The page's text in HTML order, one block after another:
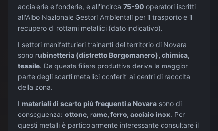
acciaierie e fonderie, e all'incirca 75-90 operatori iscritti
all'Albo Nazionale Gestori Ambientali per il trasporto e il
recupero di rottami metallici (dato indicativo).
I settori manifatturieri trainanti del territorio di Novara
sono rubinetteria (distretto Borgomanero), chimica,
tessile. Da queste filiere produttive deriva la maggior
parte degli scarti metallici conferiti ai centri di raccolta
della zona.
I materiali di scarto più frequenti a Novara sono di
conseguenza: ottone, rame, ferro, acciaio inox. Per
questi metalli è particolarmente interessante consultare il